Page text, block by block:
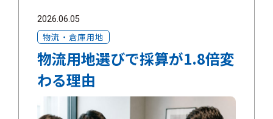
2026.06.05
物流・倉庫用地
物流用地選びで採算が1.8倍変
わる理由